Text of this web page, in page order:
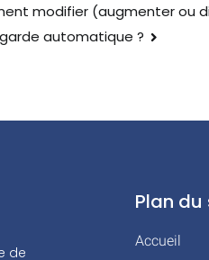
modifier (augmenter ou
automatique ?
de
Plan du
Accueil